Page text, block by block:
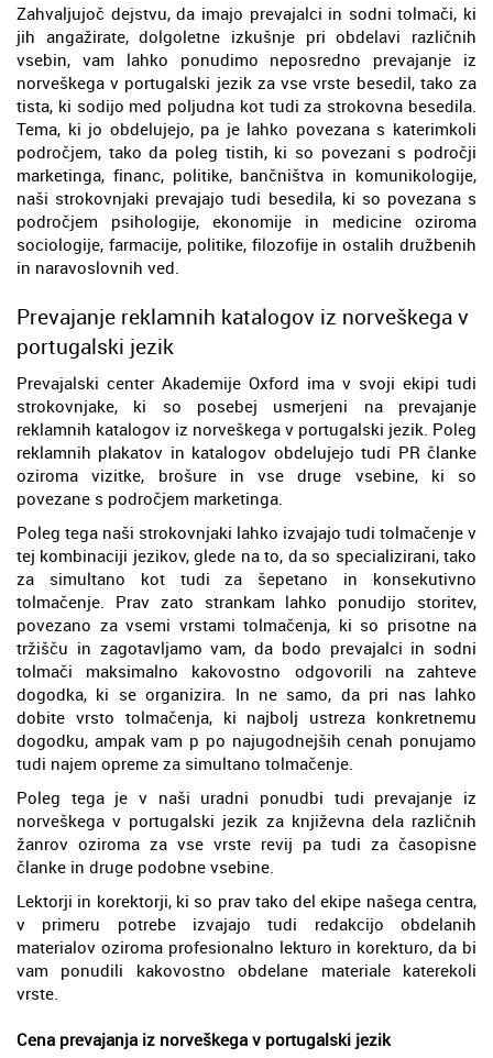
Zahvaljujoč dejstvu, da imajo prevajalci in sodni tolmači, ki
jih angažirate, dolgoletne izkušnje pri obdelavi različnih
vsebin, vam lahko ponudimo neposredno prevajanje iz
norveškega v portugalski jezik za vse vrste besedil, tako za
tista, ki sodijo med poljudna kot tudi za strokovna besedila.
Tema, ki jo obdelujejo, pa je lahko povezana s katerimkoli
področjem, tako da poleg tistih, ki so povezani s področji
marketinga, financ, politike, bančništva in komunikologije,
naši strokovnjaki prevajajo tudi besedila, ki so povezana s
področjem psihologije, ekonomije in medicine oziroma
sociologije, farmacije, politike, filozofije in ostalih družbenih
in naravoslovnih ved.
Prevajanje reklamnih katalogov iz norveškega v
portugalski jezik
Prevajalski center Akademije Oxford ima v svoji ekipi tudi
strokovnjake, ki so posebej usmerjeni na prevajanje
reklamnih katalogov iz norveškega v portugalski jezik. Poleg
reklamnih plakatov in katalogov obdelujejo tudi PR članke
oziroma vizitke, brošure in vse druge vsebine, ki so
povezane s področjem marketinga.
Poleg tega naši strokovnjaki lahko izvajajo tudi tolmačenje v
tej kombinaciji jezikov, glede na to, da so specializirani, tako
za simultano kot tudi za šepetano in konsekutivno
tolmačenje. Prav zato strankam lahko ponudijo storitev,
povezano za vsemi vrstami tolmačenja, ki so prisotne na
tržišču in zagotavljamo vam, da bodo prevajalci in sodni
tolmači maksimalno kakovostno odgovorili na zahteve
dogodka, ki se organizira. In ne samo, da pri nas lahko
dobite vrsto tolmačenja, ki najbolj ustreza konkretnemu
dogodku, ampak vam p po najugodnejših cenah ponujamo
tudi najem opreme za simultano tolmačenje.
Poleg tega je v naši uradni ponudbi tudi prevajanje iz
norveškega v portugalski jezik za književna dela različnih
žanrov oziroma za vse vrste revij pa tudi za časopisne
članke in druge podobne vsebine.
Lektorji in korektorji, ki so prav tako del ekipe našega centra,
v primeru potrebe izvajajo tudi redakcijo obdelanih
materialov oziroma profesionalno lekturo in korekturo, da bi
vam ponudili kakovostno obdelane materiale katerekoli
vrste.
Cena prevajanja iz norveškega v portugalski jezik